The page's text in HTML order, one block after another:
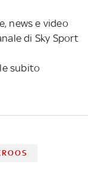
news e video
di Sky Sport
subito